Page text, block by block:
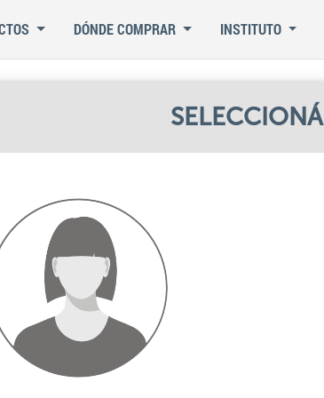
DÓNDE COMPRAR INSTITUTO
SELECCIONÁ